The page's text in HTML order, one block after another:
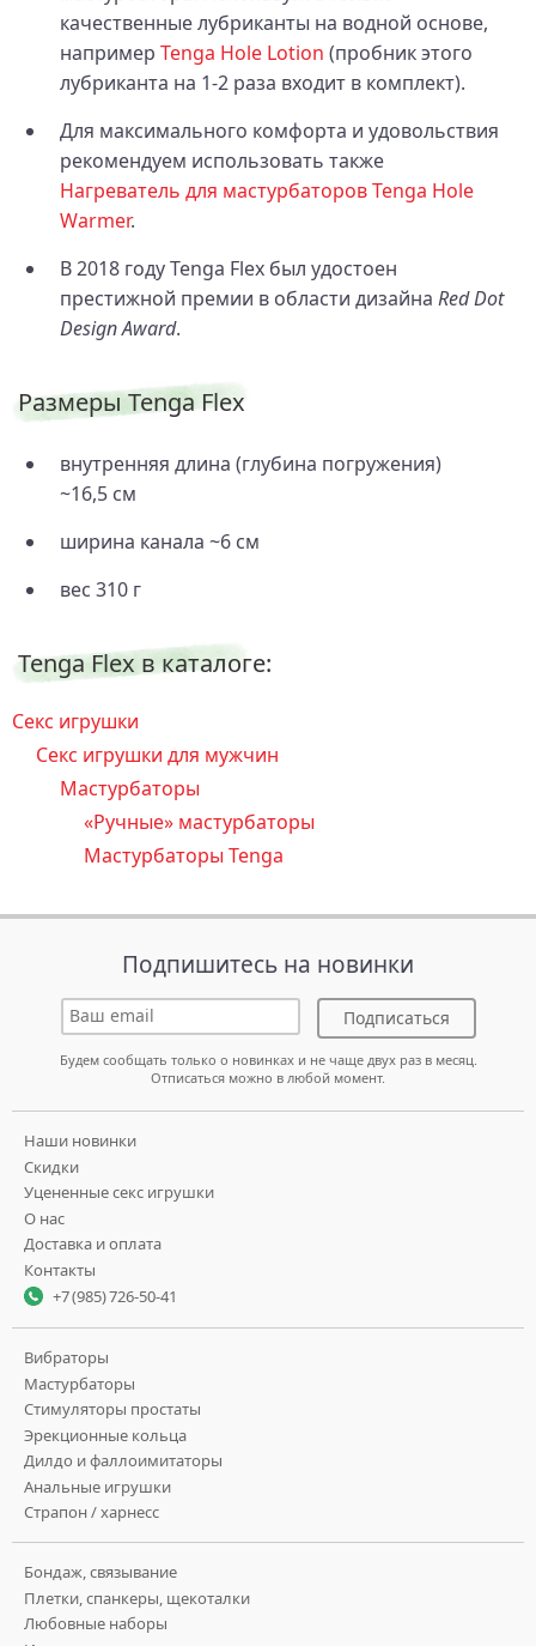
качественные лубриканты на водной основе,
например Tenga Hole Lotion (пробник этого
лубриканта на 1-2 раза входит в комплект).
Для максимального комфорта и удовольствия
рекомендуем использовать также
Нагреватель для мастурбаторов Tenga Hole
Warmer.
В 2018 году Tenga Flex был удостоен
престижной премии в области дизайна Red Dot
Design Award.
Размеры Tenga Flex
внутренняя длина (глубина погружения)
~16,5 см
ширина канала ~6 см
вес 310 г
Tenga Flex в каталоге:
Секс игрушки
Секс игрушки для мужчин
Мастурбаторы
«Ручные» мастурбаторы
Мастурбаторы Tenga
Подпишитесь на новинки
Подписаться
Будем сообщать только о новинках и не чаще двух раз в месяц.
Отписаться можно в любой момент.
Наши новинки
Скидки
Уцененные секс игрушки
О нас
Доставка и оплата
Контакты
+7 (985) 726-50-41
Вибраторы
Мастурбаторы
Стимуляторы простаты
Эрекционные кольца
Дилдо и фаллоимитаторы
Анальные игрушки
Страпон / харнесс
Бондаж, связывание
Плетки, спанкеры, щекоталки
Любовные наборы